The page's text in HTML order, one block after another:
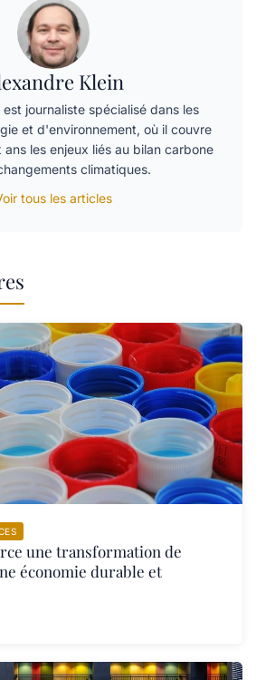
Klein
journaliste spécialisé dans les
et d'environnement, où il couvre
les enjeux liés au bilan carbone
climatiques.
tous les articles
une transformation de
économie durable et